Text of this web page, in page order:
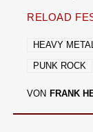
RELOAD
HEAVY METAL
PUNK ROCK
VON FRANK